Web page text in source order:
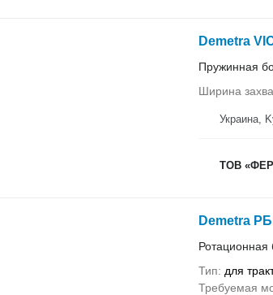
Demetra
Пружинная
Ширина
Украина,
ТОВ
Demetra
Ротационная
Тип
для
Требуемая